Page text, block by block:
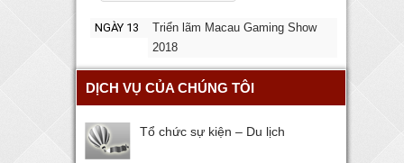
NGÀY 13
Triển lãm Macau Gaming Show
2018
DỊCH VỤ CỦA CHÚNG TÔI
Tổ chức sự kiện – Du lịch